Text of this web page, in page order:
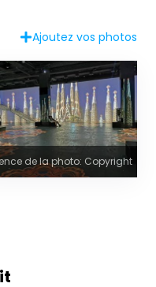
Ajoutez vos photos
de la photo: Copyright